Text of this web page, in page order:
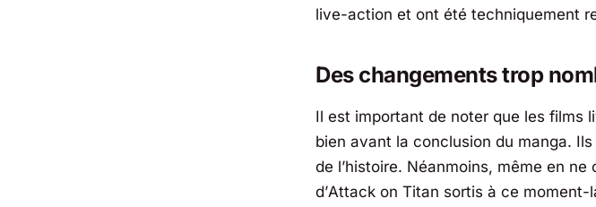
live-action et ont été techniquement
Des changements trop
Il est important de noter que les films
bien avant la conclusion du manga.
de l’histoire. Néanmoins, même en
d’Attack on Titan sortis à ce